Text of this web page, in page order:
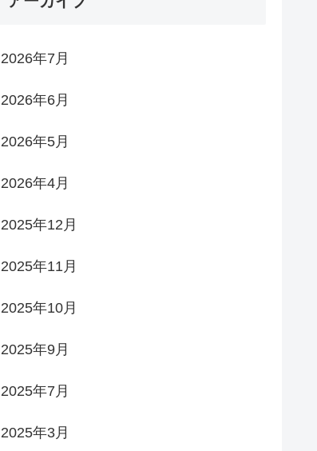
2026年7月
2026年6月
2026年5月
2026年4月
2025年12月
2025年11月
2025年10月
2025年9月
2025年7月
2025年3月